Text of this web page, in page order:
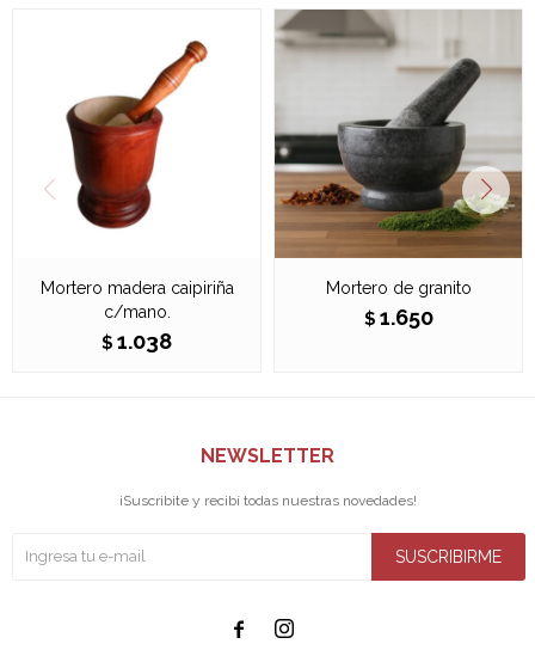
Mortero madera caipiriña
c/mano.
$ 1.038
Mortero de granito
$ 1.650
NEWSLETTER
¡Suscribite y recibí todas nuestras novedades!
SUSCRIBIRME
 